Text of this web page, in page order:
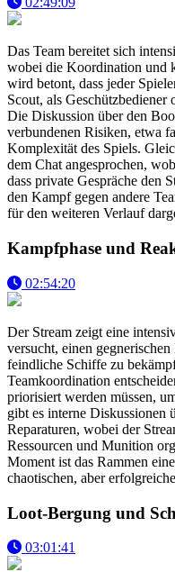
Das Team bereitet sich
wobei die Koordination und
wird betont, dass jeder
Scout, als
Die Diskussion über den
verbundenen Risiken, etwa
Komplexität des Spiels.
dem Chat angesprochen,
dass private Gespräche den
den Kampf gegen andere
für den weiteren Verlauf
Kampfphase und
02:54:20
Der Stream zeigt eine
versucht, einen
feindliche Schiffe zu
Teamkoordination
priorisiert werden müssen,
gibt es interne Diskussionen
Reparaturen, wobei der
Ressourcen und Munition
Moment ist das Rammen
chaotischen, aber
Loot-Bergung und
03:01:41